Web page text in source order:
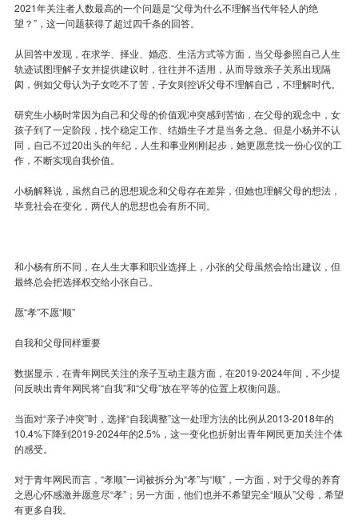
2021年关注者人数最高的一个问题是“父母为什么不理解当代年轻人的绝
望？”，这一问题获得了超过四千条的回答。
从回答中发现，在求学、择业、婚恋、生活方式等方面，当父母参照自己人生
轨迹试图理解子女并提供建议时，往往并不适用，从而导致亲子关系出现隔
阂，例如父母认为子女吃不了苦，子女则控诉父母不理解自己，不理解时代。
研究生小杨时常因为自己和父母的价值观冲突感到苦恼，在父母的观念中，女
孩子到了一定阶段，找个稳定工作、结婚生子才是当务之急。但是小杨并不认
同，自己不过20出头的年纪，人生和事业刚刚起步，她更愿意找一份心仪的工
作，不断实现自我价值。
小杨解释说，虽然自己的思想观念和父母存在差异，但她也理解父母的想法，
毕竟社会在变化，两代人的思想也会有所不同。
和小杨有所不同，在人生大事和职业选择上，小张的父母虽然会给出建议，但
最终总会把选择权交给小张自己。
愿“孝”不愿“顺”
自我和父母同样重要
数据显示，在青年网民关注的亲子互动主题方面，在2019-2024年间，不少提
问反映出青年网民将“自我”和“父母”放在平等的位置上权衡问题。
当面对“亲子冲突”时，选择“自我调整”这一处理方法的比例从2013-2018年的
10.4%下降到2019-2024年的2.5%，这一变化也折射出青年网民更加关注个体
的感受。
对于青年网民而言，“孝顺”一词被拆分为“孝”与“顺”，一方面，对于父母的养育
之恩心怀感激并愿意尽“孝”；另一方面，他们也并不希望完全“顺从”父母，希望
有更多自我。